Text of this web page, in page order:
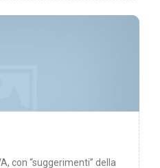
con “suggerimenti” della